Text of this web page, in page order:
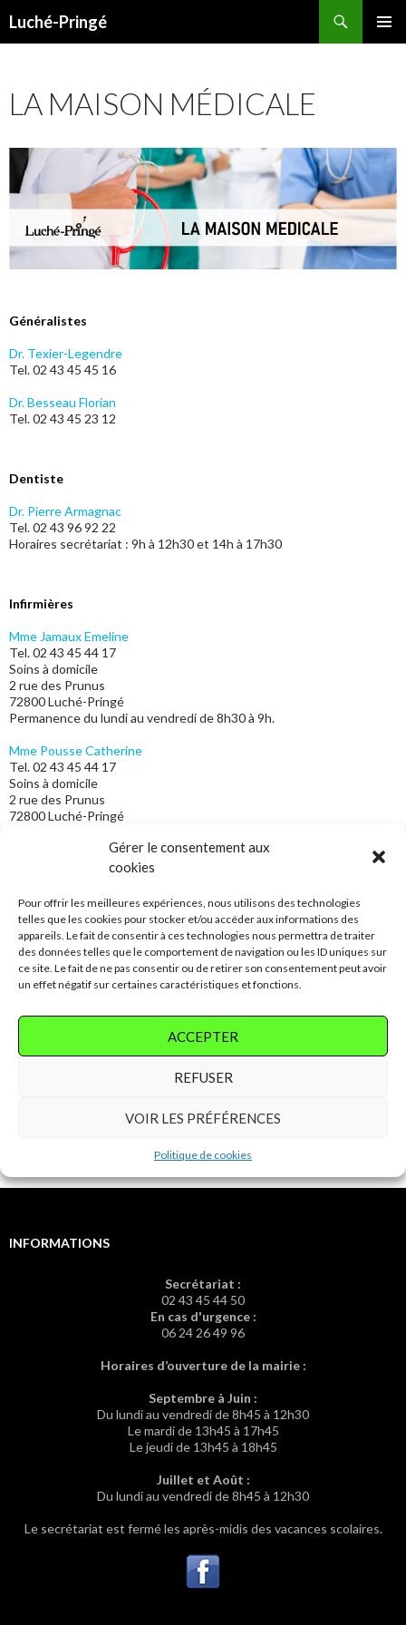
Gérer le consentement aux
cookies
Pour offrir les meilleures expériences, nous utilisons des technologies
telles que les cookies pour stocker et/ou accéder aux informations des
appareils. Le fait de consentir à ces technologies nous permettra de traiter
des données telles que le comportement de navigation ou les ID uniques sur
ce site. Le fait de ne pas consentir ou de retirer son consentement peut avoir
un effet négatif sur certaines caractéristiques et fonctions.
ACCEPTER
REFUSER
VOIR LES PRÉFÉRENCES
Politique de cookies
Luché-Pringé
LA MAISON MÉDICALE
Généralistes
Dr. Texier-Legendre
Tel. 02 43 45 45 16
Dr. Besseau Florian
Tel. 02 43 45 23 12
Dentiste
Dr. Pierre Armagnac
Tel. 02 43 96 92 22
Horaires secrétariat : 9h à 12h30 et 14h à 17h30
Infirmières
Mme Jamaux Emeline
Tel. 02 43 45 44 17
Soins à domicile
2 rue des Prunus
72800 Luché-Pringé
Permanence du lundi au vendredi de 8h30 à 9h.
Mme Pousse Catherine
Tel. 02 43 45 44 17
Soins à domicile
2 rue des Prunus
72800 Luché-Pringé
Kinésithérapeute
M. Lecomte Sebastien
Tel. 02 43 48 94 20
Mme PESLIER Sandy
INFORMATIONS
Secrétariat :
02 43 45 44 50
En cas d'urgence :
06 24 26 49 96
Horaires d’ouverture de la mairie :
Septembre à Juin :
Du lundi au vendredi de 8h45 à 12h30
Le mardi de 13h45 à 17h45
Le jeudi de 13h45 à 18h45
Juillet et Août :
Du lundi au vendredi de 8h45 à 12h30
Le secrétariat est fermé les après-midis des vacances scolaires.